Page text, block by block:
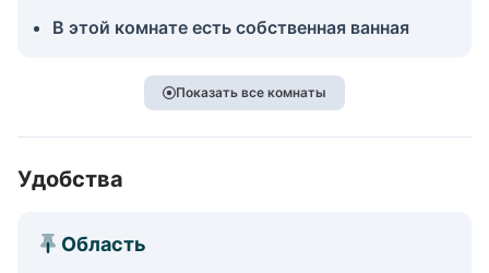
В этой комнате есть собственная ванная
Показать все комнаты
Удобства
Область